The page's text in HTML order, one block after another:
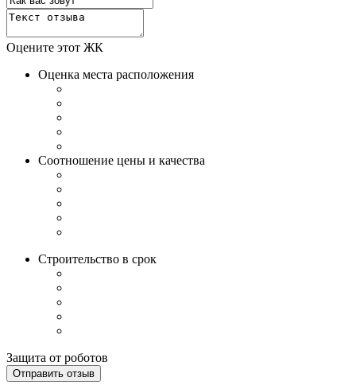
Оцените этот ЖК
Оценка места расположения
Соотношение цены и качества
Строительство в срок
Защита от роботов
Отправить отзыв